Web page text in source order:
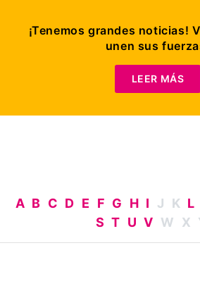
A B C D E F G H I J K L
S T U V W X
¡Tenemos grandes noticias!
unen sus
LEER MÁS